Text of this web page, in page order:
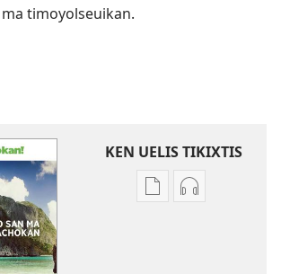
timoyolseuikan.
KEN UELIS TIKIXTIS
XikinkixtiXikkixti